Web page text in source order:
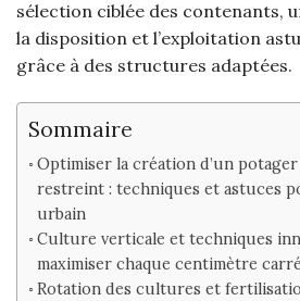
sélection ciblée des contenants,
la disposition et l’exploitation
grâce à des structures adaptées.
Sommaire
Optimiser la création d’un potager
restreint : techniques et astuces
urbain
Culture verticale et techniques
maximiser chaque centimètre carré
Rotation des cultures et